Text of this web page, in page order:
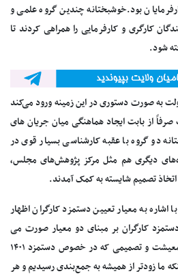
بود.خوشبختانه چندین گروه علمی و
کارگری و کارفرمایی را همراهی کردند تا
شود.
به صورت دستوری در این زمینه ورود می‌کند
از بابت ایجاد هماهنگی میان جریان های
دو گروه با عقبه کارشناسی بسیار قوی در
دیگری هم مثل مرکز پژوهش‌های مجلس،
اتخاذ تصمیم شایسته به کمک آمدند.
اشاره به معیار تعیین دستمزد کارگران اظهار
کارگران بر مبنای دو معیار صورت می
گیرد: یک نرخ تورم و دوم سبد معیشت و تصمیمی که در خصوص دستمزد ۱۴۰۱
ما زودتر از همیشه به جمع‌بندی رسیدیم و هر